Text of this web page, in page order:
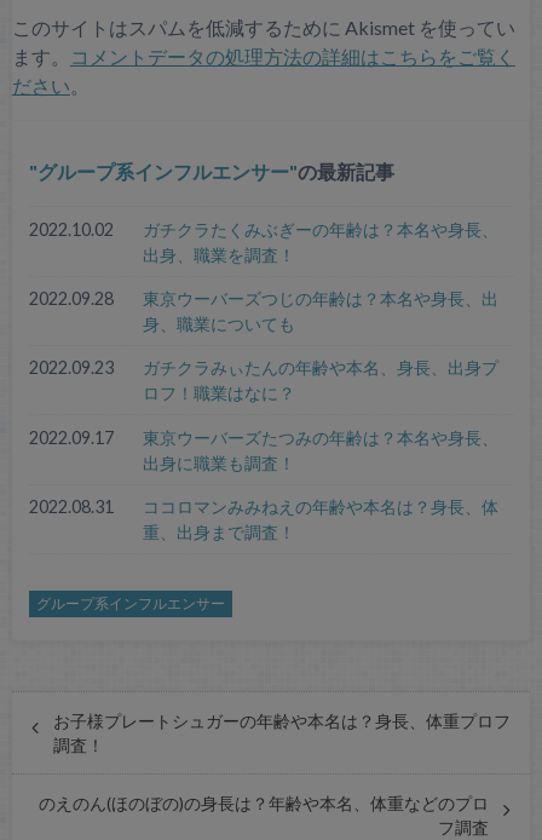
このサイトはスパムを低減するために Akismet を使ってい
ます。
コメントデータの処理方法の詳細はこちらをご覧く
ださい。
グループ系インフルエンサー の最新記事
2022.10.02
ガチクラたくみぶぎーの年齢は？本名や身長、
出身、職業を調査！
2022.09.28
東京ウーバーズつじの年齢は？本名や身長、出
身、職業についても
2022.09.23
ガチクラみぃたんの年齢や本名、身長、出身プ
ロフ！職業はなに？
2022.09.17
東京ウーバーズたつみの年齢は？本名や身長、
出身に職業も調査！
2022.08.31
ココロマンみみねえの年齢や本名は？身長、体
重、出身まで調査！
グループ系インフルエンサー
お子様プレートシュガーの年齢や本名は？身長、体重プロフ
調査！
のえのん(ほのぼの)の身長は？年齢や本名、体重などのプロ
フ調査